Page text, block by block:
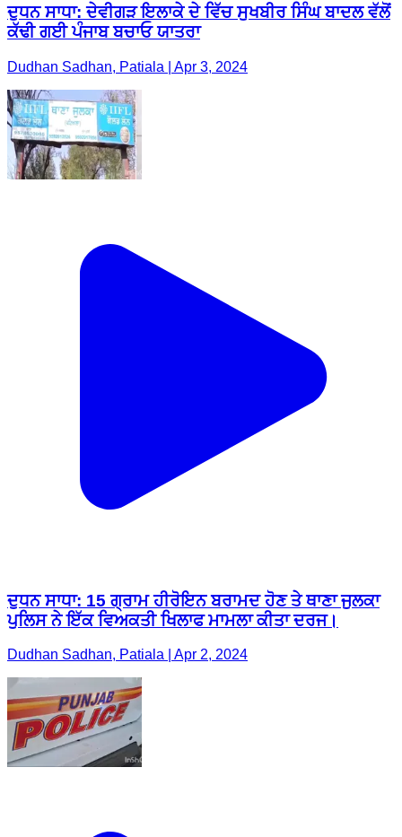
ਦੁਧਨ ਸਾਧਾ: ਦੇਵੀਗੜ ਇਲਾਕੇ ਦੇ ਵਿੱਚ ਸੁਖਬੀਰ ਸਿੰਘ ਬਾਦਲ ਵੱਲੋਂ
ਕੱਢੀ ਗਈ ਪੰਜਾਬ ਬਚਾਓ ਯਾਤਰਾ
Dudhan Sadhan, Patiala | Apr 3, 2024
ਦੁਧਨ ਸਾਧਾ: 15 ਗ੍ਰਾਮ ਹੀਰੋਇਨ ਬਰਾਮਦ ਹੋਣ ਤੇ ਥਾਣਾ ਜੁਲਕਾ
ਪੁਲਿਸ ਨੇ ਇੱਕ ਵਿਅਕਤੀ ਖਿਲਾਫ ਮਾਮਲਾ ਕੀਤਾ ਦਰਜ।
Dudhan Sadhan, Patiala | Apr 2, 2024